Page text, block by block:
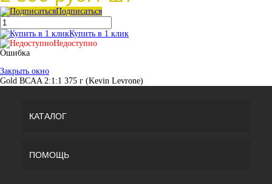
Подписаться
Купить в 1 клик
Недоступно
Ошибка
Закрыть окно
Gold BCAA 2:1:1 375 г (Kevin Levrone)
КАТАЛОГ
ПОМОЩЬ